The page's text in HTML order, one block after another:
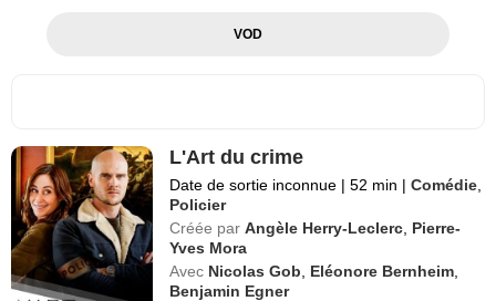
VOD
L'Art du crime
Date de sortie inconnue | 52 min | Comédie
Policier
Créée par Angèle Herry-Leclerc Pierre-
Yves Mora
Avec Nicolas Gob Eléonore Bernheim
Benjamin Egner